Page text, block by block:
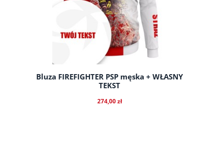
Bluza FIREFIGHTER PSP męska + WŁASNY
TEKST
274,00 zł